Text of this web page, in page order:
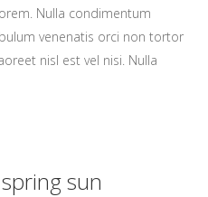
Nulla condimentum
venenatis orci non tortor
nisl est vel nisi. Nulla
sun